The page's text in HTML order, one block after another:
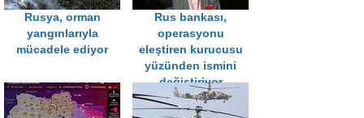
Rusya, orman
yangınlarıyla
mücadele ediyor
Rus bankası,
operasyonu
eleştiren kurucusu
yüzünden ismini
değiştiriyor